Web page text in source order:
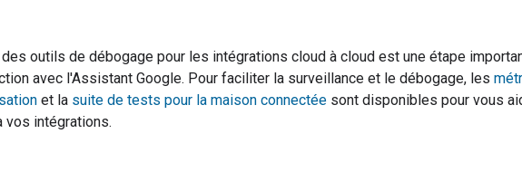
des outils de débogage pour les intégrations cloud à cloud est une étape
avec l'Assistant Google. Pour faciliter la surveillance et le débogage, les
et la suite de tests pour la maison connectée sont disponibles pour vous
vos intégrations.